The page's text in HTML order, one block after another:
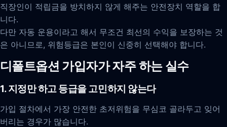
직장인이 적립금을 방치하지 않게 해주는 안전장치 역할을 합
니다.
다만 자동 운용이라고 해서 무조건 최선의 수익을 보장하는 것
은 아니므로, 위험등급은 본인이 신중히 선택해야 합니다.
디폴트옵션 가입자가 자주 하는 실수
1. 지정만 하고 등급을 고민하지 않는다
가입 절차에서 가장 안전한 초저위험을 무심코 골라두고 잊어
버리는 경우가 많습니다.